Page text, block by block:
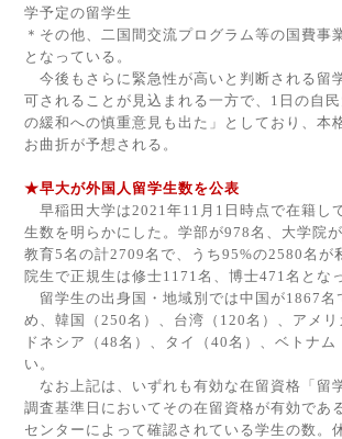
学予定の留学生
＊その他、二国間交流プログラム等の国費事
となっている。
今後もさらに緊急性が高いと判断される留
可されることが見込まれる一方で、 1 日の自
の緩和への慎重意見も出た」としており、本
お曲折が予想される。
★早大が外国人留学生数を公表
早稲田大学は2021年11 月 1 日時点で在籍し
生数を明らかにした。学部が978名、大学院が
教育5名の計2709名で、うち95%の2580名が
院生で正規生は修士1171名、博士471名とな
留学生の出身国・地域別では中国が1867名
め、韓国（ 250名）、台湾（ 120名）、アメリ
ドネシア（ 48名）、タイ（ 40名）、ベトナム
い。
なお上記は、いずれも有効な在留資格「留
調査基準日においてその在留資格が有効であ
センターによって確認されている学生の数。